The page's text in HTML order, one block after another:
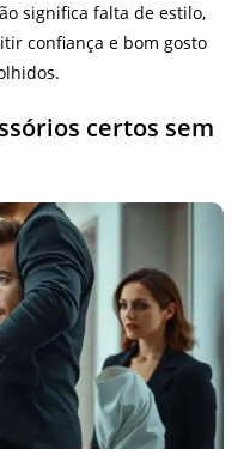
significa falta de estilo,
confiança e bom gosto
certos sem